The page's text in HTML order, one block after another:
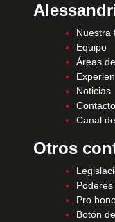
Nuestra
Equipo
Áreas
Noticias
Contacto
Canal
Otros
Poderes
Pro
Botón